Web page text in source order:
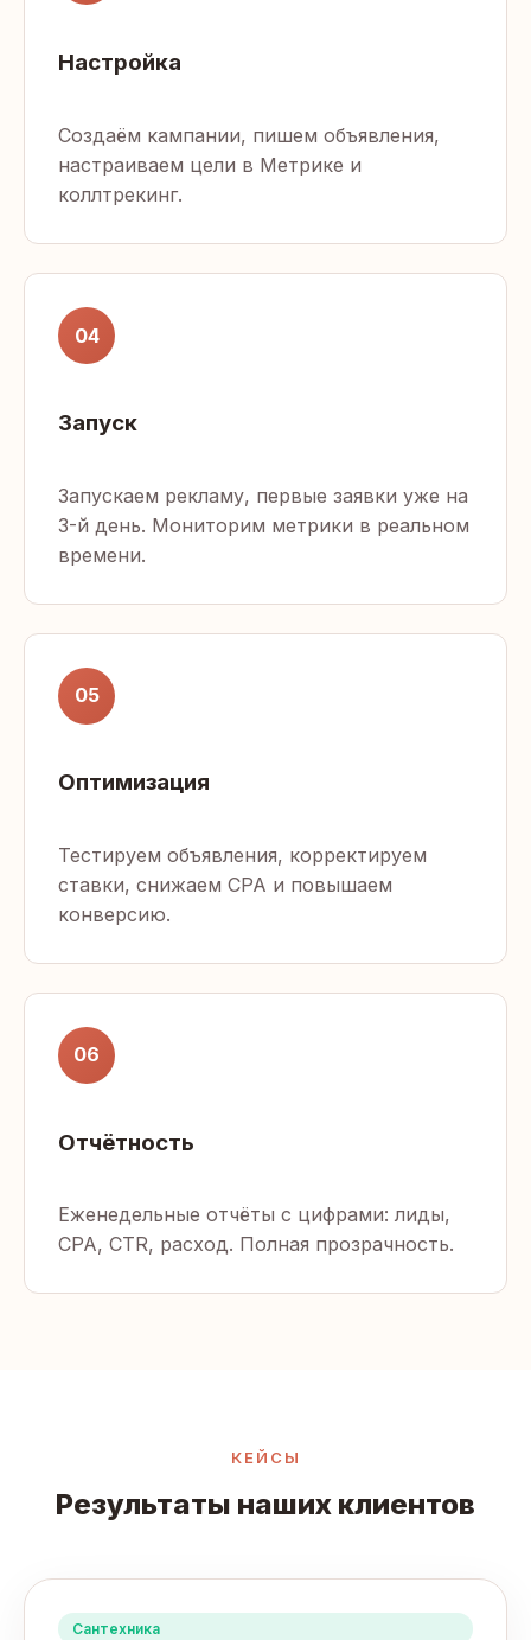
Настройка
Создаём кампании, пишем объявления,
настраиваем цели в Метрике и
коллтрекинг.
04
Запуск
Запускаем рекламу, первые заявки уже на
3-й день. Мониторим метрики в реальном
времени.
05
Оптимизация
Тестируем объявления, корректируем
ставки, снижаем CPA и повышаем
конверсию.
06
Отчётность
Еженедельные отчёты с цифрами: лиды,
CPA, CTR, расход. Полная прозрачность.
КЕЙСЫ
Результаты наших клиентов
Сантехника